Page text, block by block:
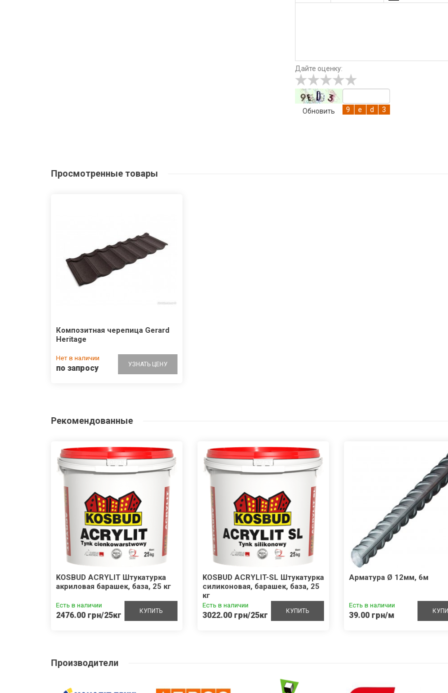
Дайте оценку:
Обновить
Просмотренные товары
Композитная черепица Gerard
Heritage
Нет в наличии
по запросу УЗНАТЬ ЦЕНУ
Рекомендованные
KOSBUD ACRYLIT Штукатурка
акриловая барашек, база, 25 кг
Есть в наличии
2476.00 грн/25кг КУПИТЬ
KOSBUD ACRYLIT-SL Штукатурка
силиконовая, барашек, база, 25
кг
Есть в наличии
3022.00 грн/25кг КУПИТЬ
Арматура Ø 12мм, 6м
Есть в наличии
39.00 грн/м
Производители